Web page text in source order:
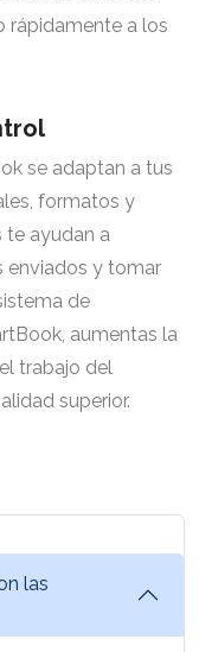
rápidamente a los
se adaptan a tus
formatos y
te ayudan a
enviados y tomar
de
aumentas la
trabajo del
superior.
las